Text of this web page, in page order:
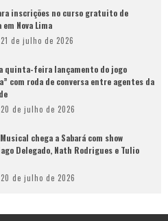
inscrições no curso gratuito de
Nova Lima
21 de julho de 2026
quinta-feira lançamento do jogo
com roda de conversa entre agentes da
20 de julho de 2026
chega a Sabará com show
Delegado, Nath Rodrigues e Tulio
20 de julho de 2026